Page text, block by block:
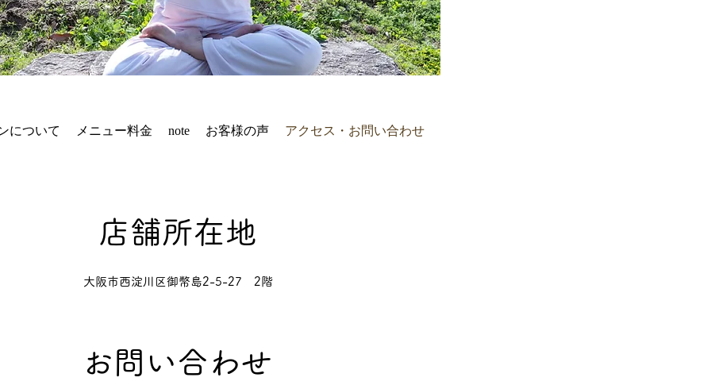
について メニュー料金 note お客様の声 アクセス・お問い合わせ
店舗所在地
大阪市西淀川区御幣島2-5-27 2階
お問い合わせ